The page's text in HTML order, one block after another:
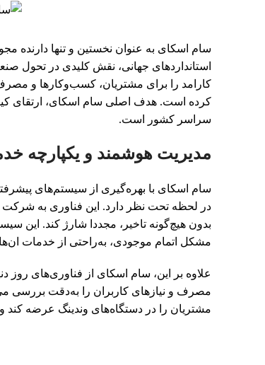
سام اسکای به عنوان نخستین و تنها دارنده
استانداردهای جهانی، نقش کلیدی در تحول
کارامد را برای مشتریان، کسب‌وکارها و
کرده است. هدف اصلی سام اسکای، ارتقای
سراسر کشور است.
مدیریت هوشمند و یکپارچه
در لحظه تحت نظر دارد. این فناوری به
بدون هیچ‌گونه تاخیر، مجددا شارژ کند. این
مشکل اتمام موجودی، به‌راحتی از خدمات ان‌ها
علاوه بر این، سام اسکای از فناوری‌های روز
مصرف و نیازهای کاربران را به‌دقت بررسی
مشتریان را در دستگاه‌های وندینگ عرضه